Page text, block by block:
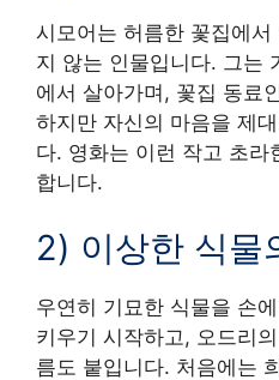
시모어는 허름한 꽃집에
지 않는 인물입니다. 그는
에서 살아가며, 꽃집 동료
하지만 자신의 마음을 제
다. 영화는 이런 작고 초라
합니다.
2) 이상한 식물
우연히 기묘한 식물을 손
키우기 시작하고, 오드리
름도 붙입니다. 처음에는